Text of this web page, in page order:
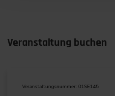
Veranstaltung buchen
Veranstaltungsnummer: 01SE145